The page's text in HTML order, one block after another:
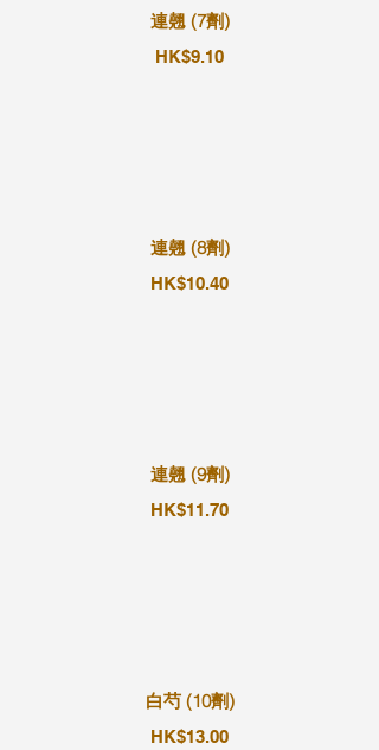
連翹 (7劑)
HK$9.10
連翹 (8劑)
HK$10.40
連翹 (9劑)
HK$11.70
白芍 (10劑)
HK$13.00